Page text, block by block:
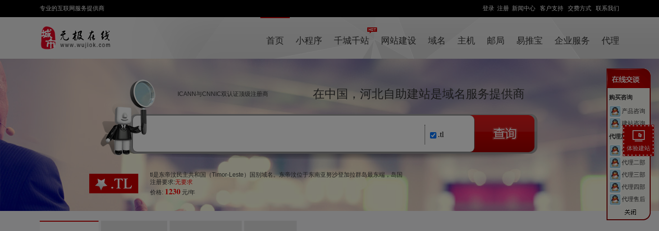
专业的互联网服务提供商 登录 注册 新闻中心 客户支持 交费方式 联系我们
首页 小程序 千城千站 网站建设 域名 主机 邮局 易推宝 企业服务 代理
ICANN与CNNIC双认证顶级注册商 在中国，河北自助建站是域名服务提供商
.tl
tl是东帝汶民主共和国（Timor-Leste）国别域名。东帝汶位于东南亚努沙登加拉群岛最东端，岛国
注册要求:无要求
价格: 1230 元/年
购买咨询
产品咨询
建站咨询
代理加盟
代理一部
代理二部
代理三部
代理四部
代理售后
体验建站